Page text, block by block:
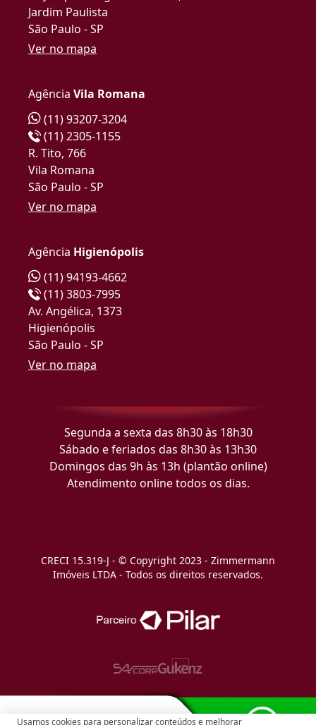
Usamos cookies para personalizar conteúdos e melhorar
Jardim Paulista
São Paulo - SP
Ver no mapa
Agência Vila Romana
(11) 93207-3204
(11) 2305-1155
R. Tito, 766
Vila Romana
São Paulo - SP
Ver no mapa
Agência Higienópolis
(11) 94193-4662
(11) 3803-7995
Av. Angélica, 1373
Higienópolis
São Paulo - SP
Ver no mapa
Segunda a sexta das 8h30 às 18h30
Sábado e feriados das 8h30 às 13h30
Domingos das 9h às 13h (plantão online)
Atendimento online todos os dias.
CRECI 15.319-J - © Copyright 2023 - Zimmermann
Imóveis LTDA - Todos os direitos reservados.